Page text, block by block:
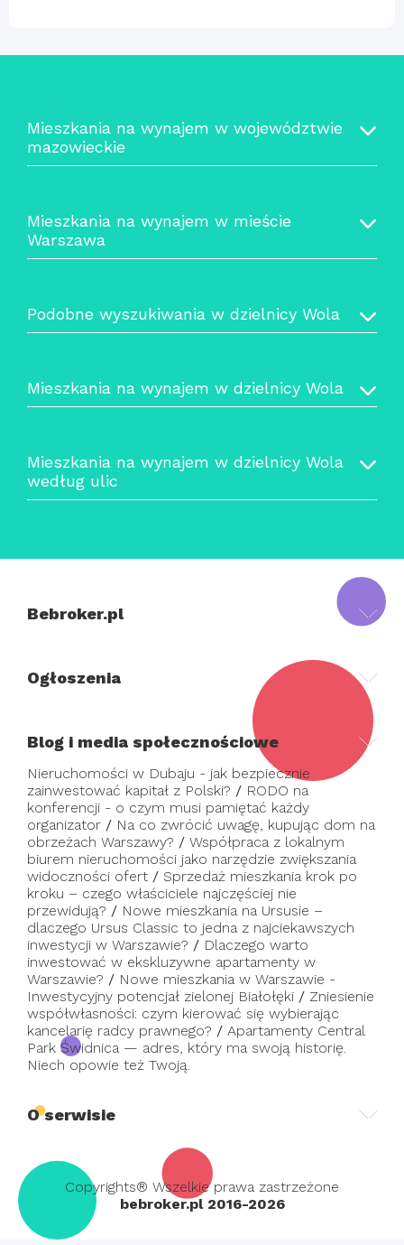
Mieszkania na wynajem w województwie
mazowieckie
Mieszkania na wynajem w mieście
Warszawa
Podobne wyszukiwania w dzielnicy Wola
Mieszkania na wynajem w dzielnicy Wola
Mieszkania na wynajem w dzielnicy Wola
według ulic
Bebroker.pl
Ogłoszenia
Blog i media społecznościowe
Nieruchomości w Dubaju - jak bezpiecznie
zainwestować kapitał z Polski? / RODO na
konferencji - o czym musi pamiętać każdy
organizator / Na co zwrócić uwagę, kupując dom na
obrzeżach Warszawy? / Współpraca z lokalnym
biurem nieruchomości jako narzędzie zwiększania
widoczności ofert / Sprzedaż mieszkania krok po
kroku – czego właściciele najczęściej nie
przewidują? / Nowe mieszkania na Ursusie –
dlaczego Ursus Classic to jedna z najciekawszych
inwestycji w Warszawie? / Dlaczego warto
inwestować w ekskluzywne apartamenty w
Warszawie? / Nowe mieszkania w Warszawie -
Inwestycyjny potencjał zielonej Białołęki / Zniesienie
współwłasności: czym kierować się wybierając
kancelarię radcy prawnego? / Apartamenty Central
Park Świdnica — adres, który ma swoją historię.
Niech opowie też Twoją.
O serwisie
Copyrights® Wszelkie prawa zastrzeżone
bebroker.pl 2016-2026